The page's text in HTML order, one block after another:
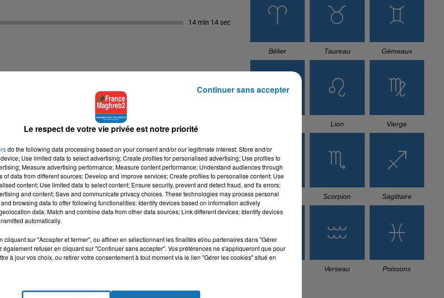
14 min 14 sec
Bélier Taureau Gémeaux
Lion Vierge
Balance Scorpion Sagittaire
Verseau Poissons
Le respect de votre vie privée est notre priorité
do the following data processing based on your consent and/or our legitimate interest: Store and/or
Use limited data to select advertising; Create profiles for personalised advertising; Use profiles to
Measure advertising performance; Measure content performance; Understand audiences through
of data from different sources; Develop and improve services; Create profiles to personalise content; Use
content; Use limited data to select content; Ensure security, prevent and detect fraud, and fix errors;
and content; Save and communicate privacy choices. These technologies may process personal
browsing data to offer following functionalities: Identify devices based on information actively
data; Match and combine data from other data sources; Link different devices; Identify devices
automatically.
cliquant sur "Accepter et fermer", ou affiner en sélectionnant les finalités et/ou partenaires dans "Gérer
également refuser en cliquant sur "Continuer sans accepter". Vos préférences ne s'appliqueront que pour
à jour vos choix, ou retirer votre consentement à tout moment via le lien "Gérer les cookies" situé en
Continuer sans accepter